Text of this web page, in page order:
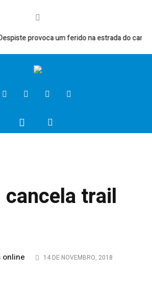
provoca um ferido na estrada do campo
trail
online 14 DE NOVEMBRO, 2018